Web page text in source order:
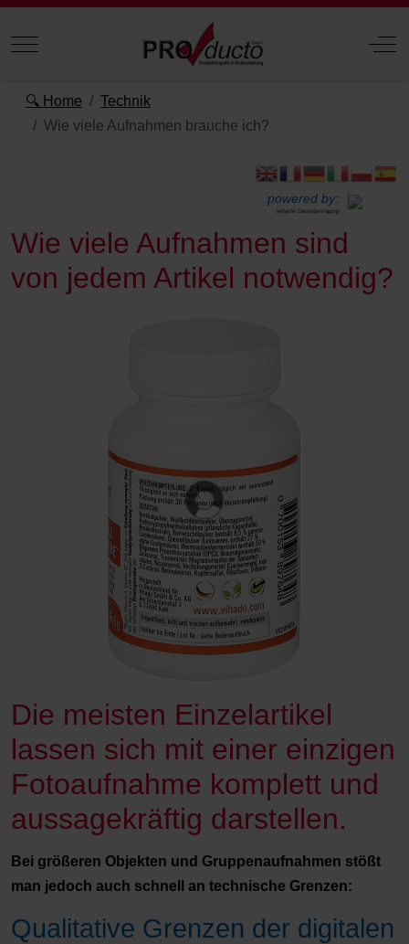
Mobile Menu Toggle Off-
🔍 Home
Technik
Wie viele Aufnahmen brauche ich?
powered by:
einfache Datenübertragung
Wie viele Aufnahmen sind
von jedem Artikel notwendig?
Die meisten Einzelartikel
lassen sich mit einer einzigen
Fotoaufnahme komplett und
aussagekräftig darstellen.
Bei größeren Objekten und Gruppenaufnahmen stößt
man jedoch auch schnell an technische Grenzen:
Qualitative Grenzen der digitalen